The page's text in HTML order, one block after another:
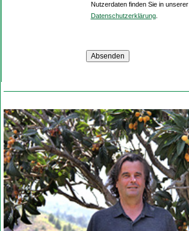
Nutzerdaten finden Sie in unserer
Datenschutzerklärung.